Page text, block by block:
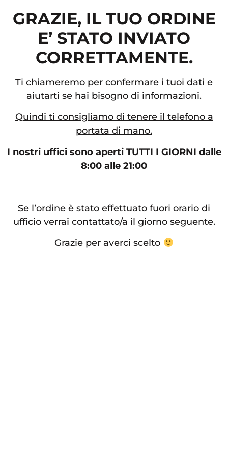
GRAZIE, IL TUO ORDINE
E’ STATO INVIATO
CORRETTAMENTE.
Ti chiameremo per confermare i tuoi dati e
aiutarti se hai bisogno di informazioni.
Quindi ti consigliamo di tenere il telefono a
portata di mano.
I nostri uffici sono aperti TUTTI I GIORNI dalle
8:00 alle 21:00
Se l’ordine è stato effettuato fuori orario di
ufficio verrai contattato/a il giorno seguente.
Grazie per averci scelto